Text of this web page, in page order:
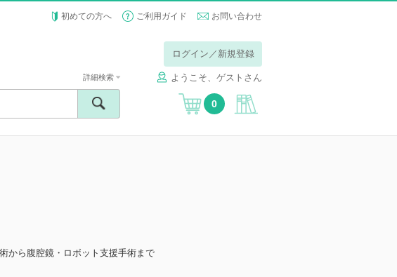
初めての方へ ご利用ガイド お問い合わせ
ログイン／新規登録
ようこそ、ゲストさん
詳細検索
0
から腹腔鏡・ロボット支援手術まで